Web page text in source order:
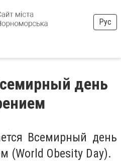
Рус
день
Всемирный день
(World Obesity Day).